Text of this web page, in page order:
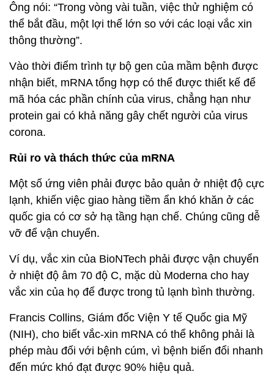
Ông nói: “Trong vòng vài tuần, việc thử nghiệm có
thể bắt đầu, một lợi thế lớn so với các loại vắc xin
thông thường”.
Vào thời điểm trình tự bộ gen của mầm bệnh được
nhận biết, mRNA tổng hợp có thể được thiết kế để
mã hóa các phần chính của virus, chẳng hạn như
protein gai có khả năng gây chết người của virus
corona.
Rủi ro và thách thức của mRNA
Một số ứng viên phải được bảo quản ở nhiệt độ cực
lạnh, khiến việc giao hàng tiềm ẩn khó khăn ở các
quốc gia có cơ sở hạ tầng hạn chế. Chúng cũng dễ
vỡ để vận chuyển.
Ví dụ, vắc xin của BioNTech phải được vận chuyển
ở nhiệt độ âm 70 độ C, mặc dù Moderna cho hay
vắc xin của họ để được trong tủ lạnh bình thường.
Francis Collins, Giám đốc Viện Y tế Quốc gia Mỹ
(NIH), cho biết vắc-xin mRNA có thể không phải là
phép màu đối với bệnh cúm, vì bệnh biến đổi nhanh
đến mức khó đạt được 90% hiệu quả.